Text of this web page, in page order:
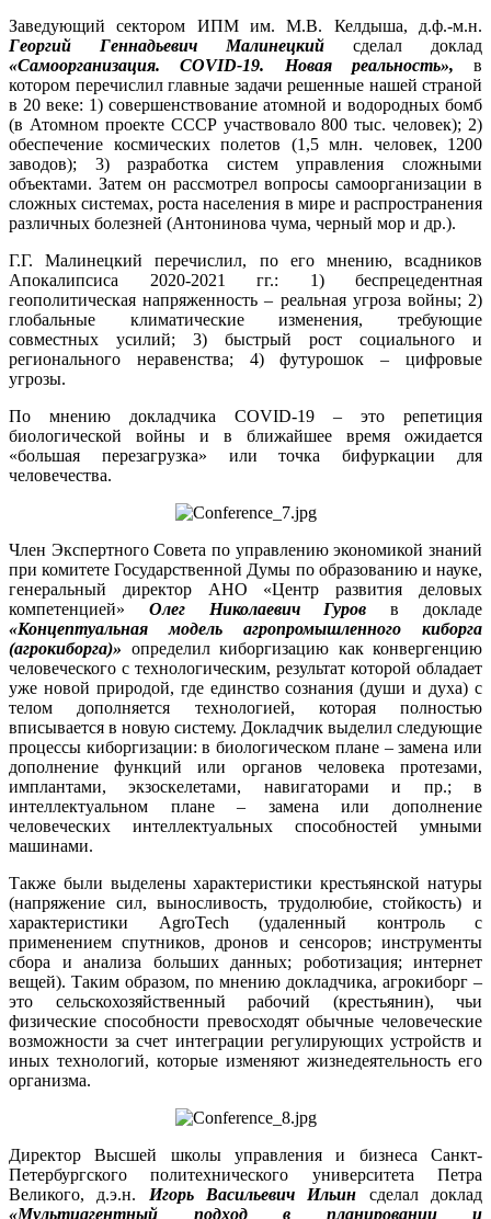
Заведующий сектором ИПМ им. М.В. Келдыша, д.ф.-м.н.
Георгий Геннадьевич Малинецкий сделал доклад
«Самоорганизация. COVID-19. Новая реальность», в
котором перечислил главные задачи решенные нашей страной
в 20 веке: 1) совершенствование атомной и водородных бомб
(в Атомном проекте СССР участвовало 800 тыс. человек); 2)
обеспечение космических полетов (1,5 млн. человек, 1200
заводов); 3) разработка систем управления сложными
объектами. Затем он рассмотрел вопросы самоорганизации в
сложных системах, роста населения в мире и распространения
различных болезней (Антонинова чума, черный мор и др.).
Г.Г. Малинецкий перечислил, по его мнению, всадников
Апокалипсиса 2020-2021 гг.: 1) беспрецедентная
геополитическая напряженность – реальная угроза войны; 2)
глобальные климатические изменения, требующие
совместных усилий; 3) быстрый рост социального и
регионального неравенства; 4) футурошок – цифровые
угрозы.
По мнению докладчика COVID-19 – это репетиция
биологической войны и в ближайшее время ожидается
«большая перезагрузка» или точка бифуркации для
человечества.
Член Экспертного Совета по управлению экономикой знаний
при комитете Государственной Думы по образованию и науке,
генеральный директор АНО «Центр развития деловых
компетенцией» Олег Николаевич Гуров в докладе
«Концептуальная модель агропромышленного киборга
(агрокиборга)» определил киборгизацию как конвергенцию
человеческого с технологическим, результат которой обладает
уже новой природой, где единство сознания (души и духа) с
телом дополняется технологией, которая полностью
вписывается в новую систему. Докладчик выделил следующие
процессы киборгизации: в биологическом плане – замена или
дополнение функций или органов человека протезами,
имплантами, экзоскелетами, навигаторами и пр.; в
интеллектуальном плане – замена или дополнение
человеческих интеллектуальных способностей умными
машинами.
Также были выделены характеристики крестьянской натуры
(напряжение сил, выносливость, трудолюбие, стойкость) и
характеристики AgroTech (удаленный контроль с
применением спутников, дронов и сенсоров; инструменты
сбора и анализа больших данных; роботизация; интернет
вещей). Таким образом, по мнению докладчика, агрокиборг –
это сельскохозяйственный рабочий (крестьянин), чьи
физические способности превосходят обычные человеческие
возможности за счет интеграции регулирующих устройств и
иных технологий, которые изменяют жизнедеятельность его
организма.
Директор Высшей школы управления и бизнеса Санкт-
Петербургского политехнического университета Петра
Великого, д.э.н. Игорь Васильевич Ильин сделал доклад
«Мультиагентный подход в планировании и